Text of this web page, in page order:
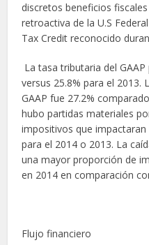
discretos beneficios
retroactiva de la U.S
Tax Credit reconocido
La tasa tributaria del
versus 25.8% para el 2013.
GAAP fue 27.2%
hubo partidas materiales
impositivos que
para el 2014 o 2013. La
una mayor proporción de
en 2014 en comparación
Flujo financiero